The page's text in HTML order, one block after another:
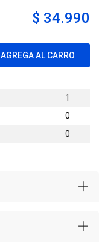
$ 34.990
AGREGA AL CARRO
1
0
0